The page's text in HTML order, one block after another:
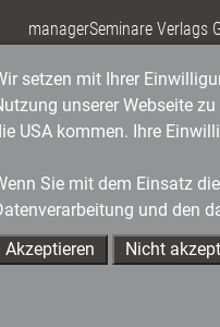
managerSeminare Verlags
setzen mit Ihrer
unserer Webseite
USA kommen. Ihre
Sie mit dem Einsatz
und den
Akzeptieren
Nicht